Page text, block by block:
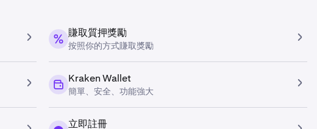
賺取質押獎勵
按照你的方式賺取獎勵
Kraken Wallet
簡單、安全、功能強大
立即註冊